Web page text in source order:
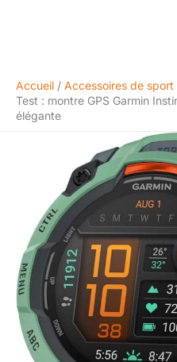
Accueil
Accessoires de sport
Test : montre GPS Garmin
élégante